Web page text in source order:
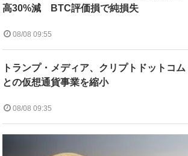
高30%減 BTC評価損で純損失
08/08 09:55
トランプ・メディア、クリプトドットコム
との仮想通貨事業を縮小
08/08 09:35